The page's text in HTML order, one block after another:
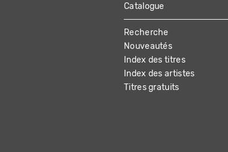
MAIN
NAVIGATION
Catalogue
Recherche
Nouveautés
Index des titres
Index des artistes
Titres gratuits